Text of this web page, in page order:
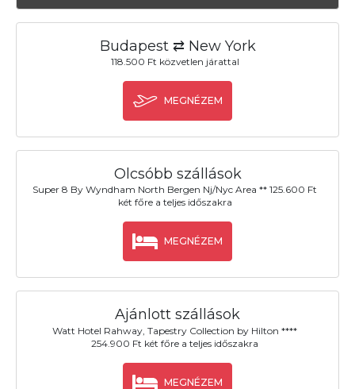
Budapest ⇄ New York
118.500 Ft közvetlen járattal
MEGNÉZEM
Olcsóbb szállások
Super 8 By Wyndham North Bergen Nj/Nyc Area ** 125.600 Ft
két főre a teljes időszakra
MEGNÉZEM
Ajánlott szállások
Watt Hotel Rahway, Tapestry Collection by Hilton ****
254.900 Ft két főre a teljes időszakra
MEGNÉZEM